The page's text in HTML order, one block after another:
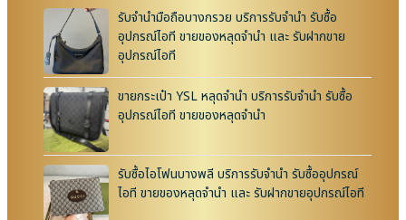
รับจำนำมือถือบางกรวย บริการรับจำนำ รับซื้อ
อุปกรณ์ไอที ขายของหลุดจำนำ และ รับฝากขาย
อุปกรณ์ไอที
ขายกระเป๋า YSL หลุดจำนำ บริการรับจำนำ รับซื้อ
อุปกรณ์ไอที ขายของหลุดจำนำ
รับซื้อไอโฟนบางพลี บริการรับจำนำ รับซื้ออุปกรณ์
ไอที ขายของหลุดจำนำ และ รับฝากขายอุปกรณ์ไอที